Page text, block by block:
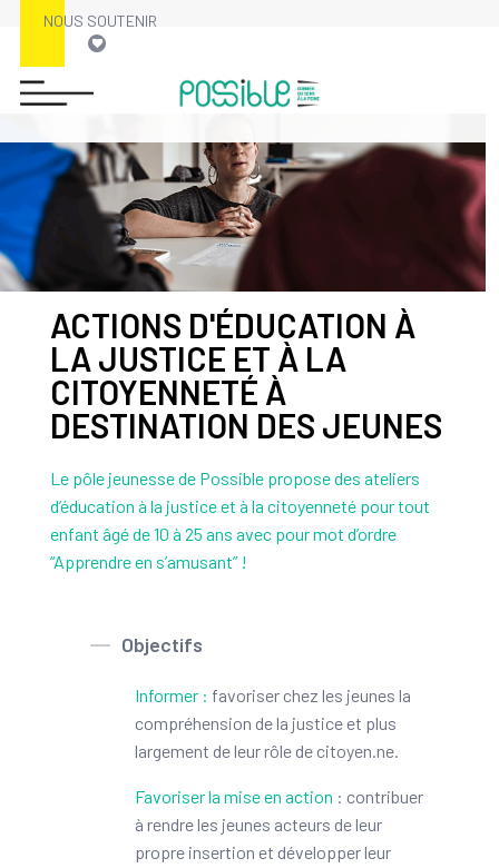
NOUS SOUTENIR
ACTIONS D'ÉDUCATION À
LA JUSTICE ET À LA
CITOYENNETÉ À
DESTINATION DES JEUNES
Le pôle jeunesse de Possible propose des ateliers
d’éducation à la justice et à la citoyenneté pour tout
enfant âgé de 10 à 25 ans avec pour mot d’ordre
“Apprendre en s’amusant” !
Objectifs
Informer : favoriser chez les jeunes la
compréhension de la justice et plus
largement de leur rôle de citoyen.ne.
Favoriser la mise en action : contribuer
à rendre les jeunes acteurs de leur
propre insertion et développer leur